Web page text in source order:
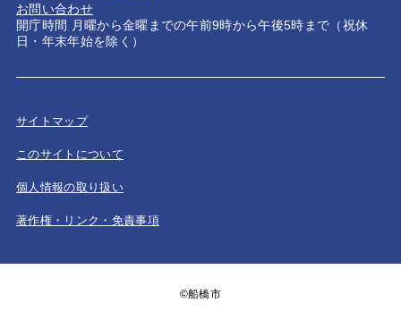
お問い合わせ
開庁時間 月曜から金曜までの午前9時から午後5時まで（祝休
日・年末年始を除く）
サイトマップ
このサイトについて
個人情報の取り扱い
著作権・リンク・免責事項
©船橋市